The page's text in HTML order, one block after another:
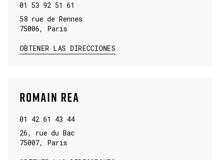
01 53 92 51 61
58 rue de Rennes
75006, Paris
OBTENER LAS DIRECCIONES
LINK OPENS IN NEW TAB
ROMAIN REA
01 42 61 43 44
26, rue du Bac
75007, Paris